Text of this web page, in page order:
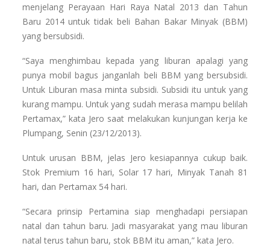
menjelang Perayaan Hari Raya Natal 2013 dan Tahun
Baru 2014 untuk tidak beli Bahan Bakar Minyak (BBM)
yang bersubsidi.
“Saya menghimbau kepada yang liburan apalagi yang
punya mobil bagus janganlah beli BBM yang bersubsidi.
Untuk Liburan masa minta subsidi. Subsidi itu untuk yang
kurang mampu. Untuk yang sudah merasa mampu belilah
Pertamax,” kata Jero saat melakukan kunjungan kerja ke
Plumpang, Senin (23/12/2013).
Untuk urusan BBM, jelas Jero kesiapannya cukup baik.
Stok Premium 16 hari, Solar 17 hari, Minyak Tanah 81
hari, dan Pertamax 54 hari.
“Secara prinsip Pertamina siap menghadapi persiapan
natal dan tahun baru. Jadi masyarakat yang mau liburan
natal terus tahun baru, stok BBM itu aman,” kata Jero.